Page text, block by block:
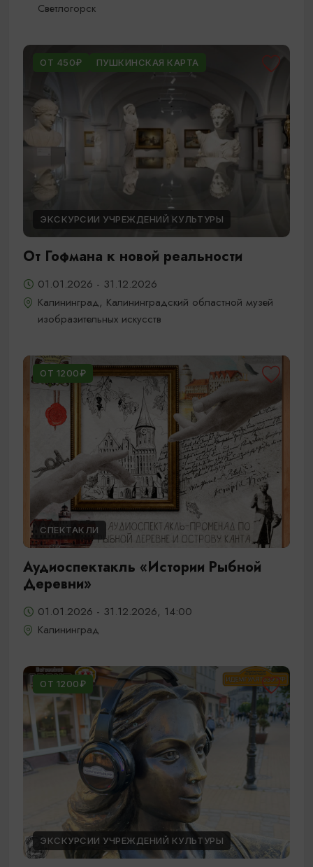
Светлогорск
ОТ 450₽ ПУШКИНСКАЯ КАРТА
ЭКСКУРСИИ УЧРЕЖДЕНИЙ КУЛЬТУРЫ
От Гофмана к новой реальности
01.01.2026 - 31.12.2026
Калининград, Калининградский областной музей
изобразительных искусств
ОТ 1200₽
СПЕКТАКЛИ
Аудиоспектакль «Истории Рыбной
Деревни»
01.01.2026 - 31.12.2026, 14:00
Калининград
ОТ 1200₽
ЭКСКУРСИИ УЧРЕЖДЕНИЙ КУЛЬТУРЫ